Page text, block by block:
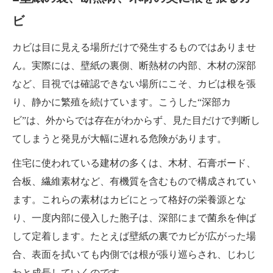
ビ
カビは目に見える場所だけで発生するものではありませ
ん。実際には、壁紙の裏側、断熱材の内部、木材の深部
など、目視では確認できない場所にこそ、カビは根を張
り、静かに繁殖を続けています。こうした“深部カ
ビ”は、外からでは存在がわからず、見た目だけで判断し
てしまうと発見が大幅に遅れる危険があります。
住宅に使われている建材の多くは、木材、石膏ボード、
合板、繊維素材など、有機質を含むもので構成されてい
ます。これらの素材はカビにとって格好の栄養源とな
り、一度内部に侵入した胞子は、深部にまで菌糸を伸ば
して定着します。たとえば壁紙の裏でカビが広がった場
合、表面を拭いても内側では根が張り巡らされ、じわじ